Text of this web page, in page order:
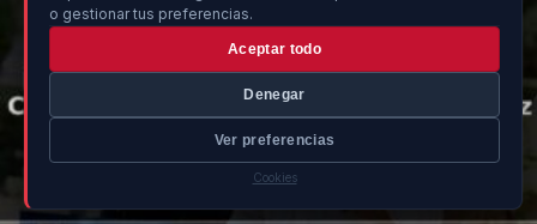
o gestionar tus preferencias.
Aceptar todo
Denegar
Ver preferencias
Cookies